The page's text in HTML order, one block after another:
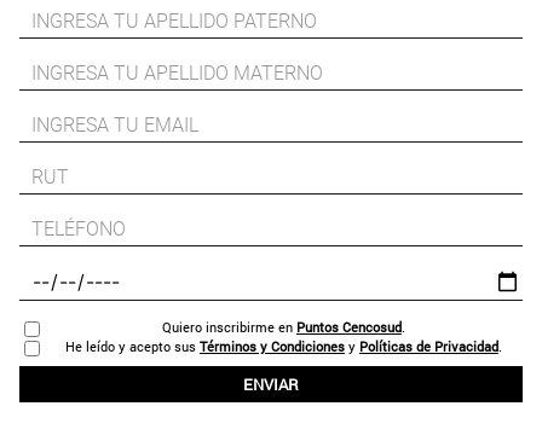
Quiero inscribirme en Puntos Cencosud.
He leído y acepto sus Términos y Condiciones y Políticas de Privacidad.
ENVIAR
9.
aros
10. blanco